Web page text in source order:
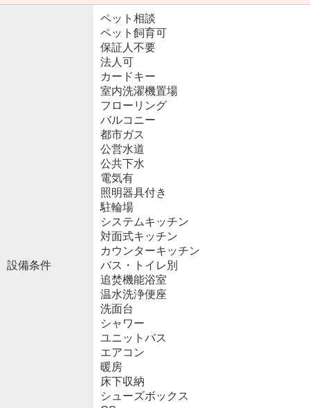
設備条件
ペット相談
ペット飼育可
保証人不要
法人可
カードキー
室内洗濯機置場
フローリング
バルコニー
都市ガス
公営水道
公共下水
電気有
照明器具付き
駐輪場
システムキッチン
対面式キッチン
カウンターキッチン
バス・トイレ別
追焚機能浴室
温水洗浄便座
洗面台
シャワー
ユニットバス
エアコン
暖房
床下収納
シューズボックス